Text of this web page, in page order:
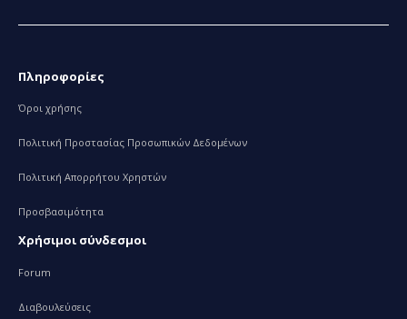
Πληροφορίες
Όροι χρήσης
Πολιτική Προστασίας Προσωπικών Δεδομένων
Πολιτική Απορρήτου Χρηστών
Προσβασιμότητα
Χρήσιμοι σύνδεσμοι
Forum
Διαβουλεύσεις